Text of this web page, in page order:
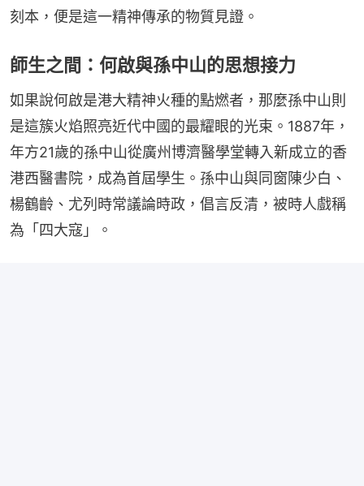
刻本，便是這一精神傳承的物質見證。
師生之間：何啟與孫中山的思想接力
如果說何啟是港大精神火種的點燃者，那麼孫中山則
是這簇火焰照亮近代中國的最耀眼的光束。1887年，
年方21歲的孫中山從廣州博濟醫學堂轉入新成立的香
港西醫書院，成為首屆學生。孫中山與同窗陳少白、
楊鶴齡、尤列時常議論時政，倡言反清，被時人戲稱
為「四大寇」。